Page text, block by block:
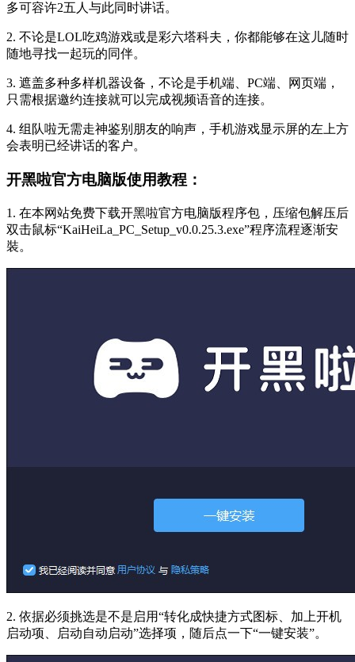
多可容许2五人与此同时讲话。
2. 不论是LOL吃鸡游戏或是彩六塔科夫，你都能够在这儿随时
随地寻找一起玩的同伴。
3. 遮盖多种多样机器设备，不论是手机端、PC端、网页端，
只需根据邀约连接就可以完成视频语音的连接。
4. 组队啦无需走神鉴别朋友的响声，手机游戏显示屏的左上方
会表明已经讲话的客户。
开黑啦官方电脑版使用教程：
1. 在本网站免费下载开黑啦官方电脑版程序包，压缩包解压后
双击鼠标“KaiHeiLa_PC_Setup_v0.0.25.3.exe”程序流程逐渐安
裝。
2. 依据必须挑选是不是启用“转化成快捷方式图标、加上开机
启动项、启动自动启动”选择项，随后点一下“一键安装”。